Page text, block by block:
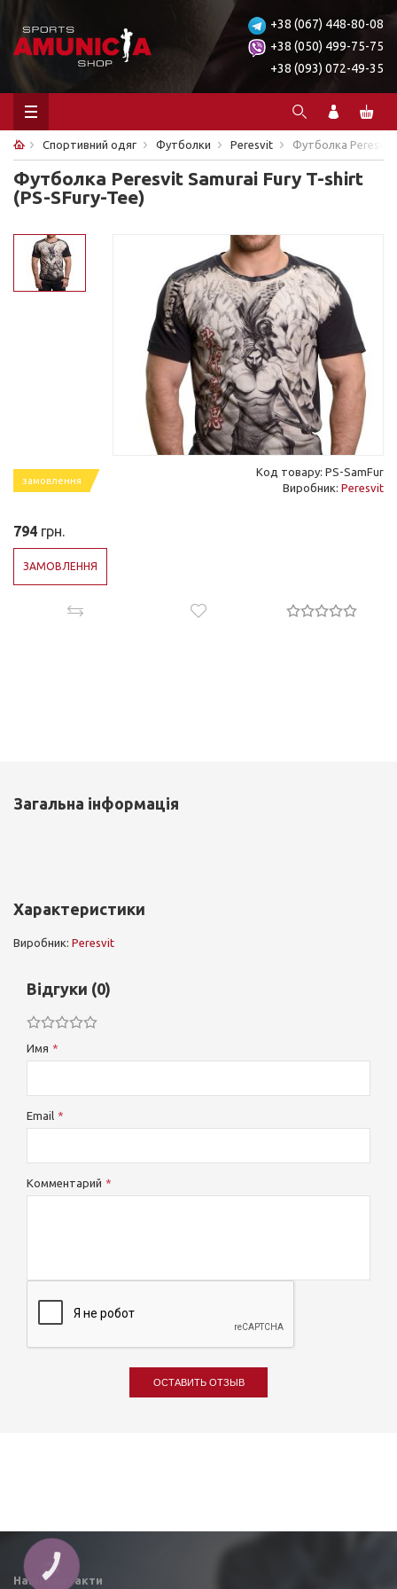
+38 (067) 448-80-08
+38 (050) 499-75-75
+38 (093) 072-49-35
Спортивний одяг Футболки Peresvit Футболка Peresvit
Футболка Peresvit Samurai Fury T-shirt
(PS-SFury-Tee)
замовлення
Код товару: PS-SamFur
Виробник: Peresvit
794 грн.
ЗАМОВЛЕННЯ
Загальна інформація
Характеристики
Виробник: Peresvit
Відгуки (0)
Имя
Email
Комментарий
ОСТАВИТЬ ОТЗЫВ
Наші контакти
КНОПКА
ЗВ'ЯЗКУ